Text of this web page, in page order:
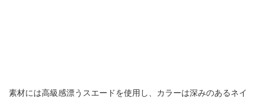
素材には高級感漂うスエードを使用し、カラーは深みのあるネイ